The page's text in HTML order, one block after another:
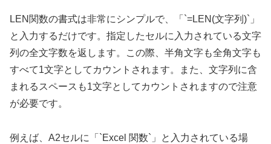
LEN関数の書式は非常にシンプルで、「`=LEN(文字列)`」
と入力するだけです。指定したセルに入力されている文字
列の全文字数を返します。この際、半角文字も全角文字も
すべて1文字としてカウントされます。また、文字列に含
まれるスペースも1文字としてカウントされますので注意
が必要です。
例えば、A2セルに「`Excel 関数`」と入力されている場